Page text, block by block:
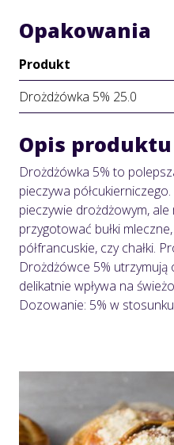
Opakowania
Produkt
Drożdżówka 5% 25.0
Opis produktu
Drożdżówka 5% to
pieczywa
pieczywie drożdżowym,
przygotować bułki
półfrancuskie, czy chałki.
Drożdżówce 5%
delikatnie wpływa na
Dozowanie: 5% w